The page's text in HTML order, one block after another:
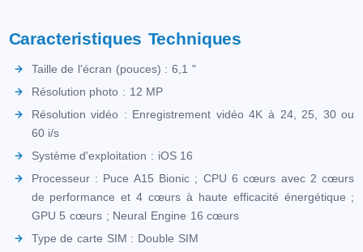
Caracteristiques Techniques
Taille de l'écran (pouces) : 6,1 "
Résolution photo : 12 MP
Résolution vidéo : Enregistrement vidéo 4K à 24, 25, 30 ou
60 i/s
Système d'exploitation : iOS 16
Processeur : Puce A15 Bionic ; CPU 6 cœurs avec 2 cœurs
de performance et 4 cœurs à haute efficacité énergétique ;
GPU 5 cœurs ; Neural Engine 16 cœurs
Type de carte SIM : Double SIM